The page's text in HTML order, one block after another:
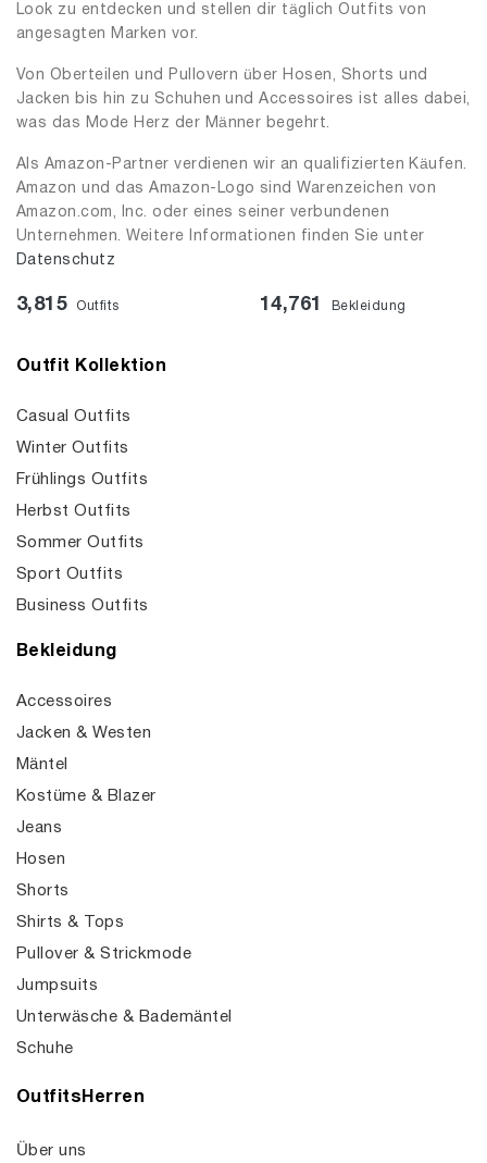
Look zu entdecken und stellen dir täglich Outfits von
angesagten Marken vor.
Von Oberteilen und Pullovern über Hosen, Shorts und
Jacken bis hin zu Schuhen und Accessoires ist alles dabei,
was das Mode Herz der Männer begehrt.
Als Amazon-Partner verdienen wir an qualifizierten Käufen.
Amazon und das Amazon-Logo sind Warenzeichen von
Amazon.com, Inc. oder eines seiner verbundenen
Unternehmen. Weitere Informationen finden Sie unter
Datenschutz
3,815 Outfits 14,761 Bekleidung
Outfit Kollektion
Casual Outfits
Winter Outfits
Frühlings Outfits
Herbst Outfits
Sommer Outfits
Sport Outfits
Business Outfits
Bekleidung
Accessoires
Jacken & Westen
Mäntel
Kostüme & Blazer
Jeans
Hosen
Shorts
Shirts & Tops
Pullover & Strickmode
Jumpsuits
Unterwäsche & Bademäntel
Schuhe
OutfitsHerren
Über uns